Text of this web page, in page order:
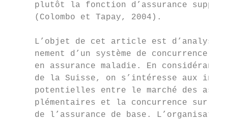
plutôt la fonction d’assurance
(Colombo et Tapay, 2004).
L’objet de cet article est
nement d’un système de concurrence
en assurance maladie. En considérant
de la Suisse, on s’intéresse aux
potentielles entre le marché des
plémentaires et la concurrence sur
de l’assurance de base.